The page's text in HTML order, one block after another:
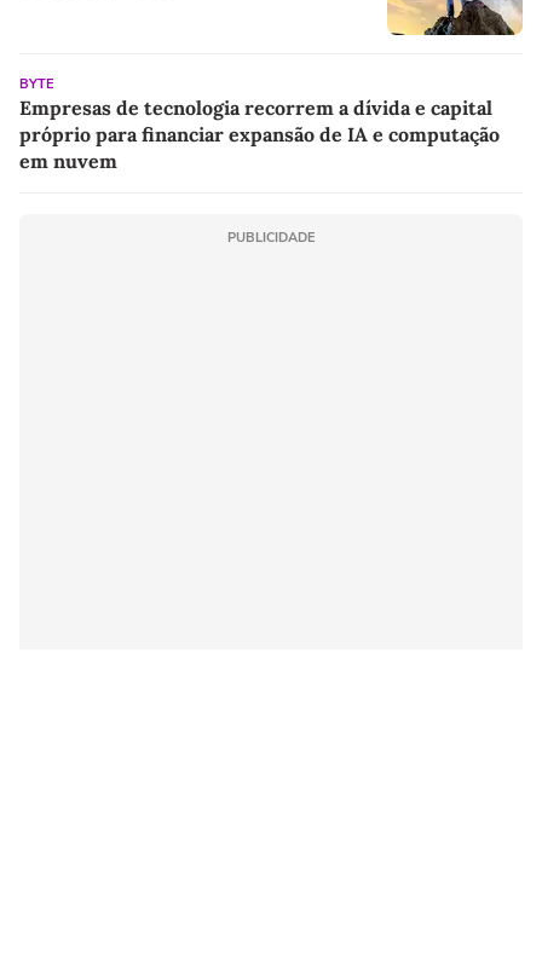
BYTE
Empresas de tecnologia recorrem a dívida e capital
próprio para financiar expansão de IA e computação
em nuvem
PUBLICIDADE